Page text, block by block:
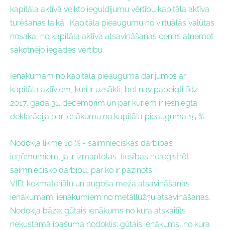
kapitāla aktīvā veikto ieguldījumu vērtību kapitāla aktīva
turēšanas laikā. Kapitāla pieaugumu no virtuālās valūtas
nosaka, no kapitāla aktīva atsavināšanas cenas atņemot
sākotnējo iegādes vērtību.
Ienākumam no kapitāla pieauguma darījumos ar
kapitāla aktīviem, kuri ir uzsākti, bet nav pabeigti līdz
2017. gada 31. decembrim un par kuriem ir iesniegta
deklarācija par ienākumu no kapitāla pieauguma 15 %.
Nodokļa likme 10 % - saimnieciskās darbības
ieņēmumiem, ja ir izmantotas tiesības nereģistrēt
saimniecisko darbību, par ko ir paziņots
VID; kokmateriālu un augoša meža atsavināšanas
ienākumam; ienākumiem no metāllūžņu atsavināšanas.
Nodokļa bāze: gūtais ienākums no kura atskaitīts
nekustamā īpašuma nodoklis; gūtais ienākums, no kura